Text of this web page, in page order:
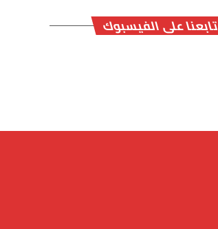
تابعنا على الفيسبوك